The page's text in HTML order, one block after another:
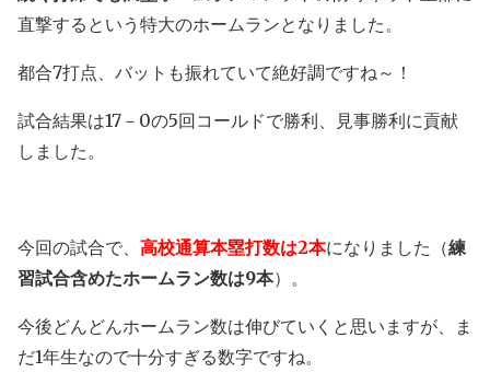
直撃するという特大のホームランとなりました。
都合7打点、バットも振れていて絶好調ですね～！
試合結果は17－0の5回コールドで勝利、見事勝利に貢献
しました。
今回の試合で、 高校通算本塁打数は2本になりました（練
習試合含めたホームラン数は9本）。
今後どんどんホームラン数は伸びていくと思いますが、ま
だ1年生なので十分すぎる数字ですね。